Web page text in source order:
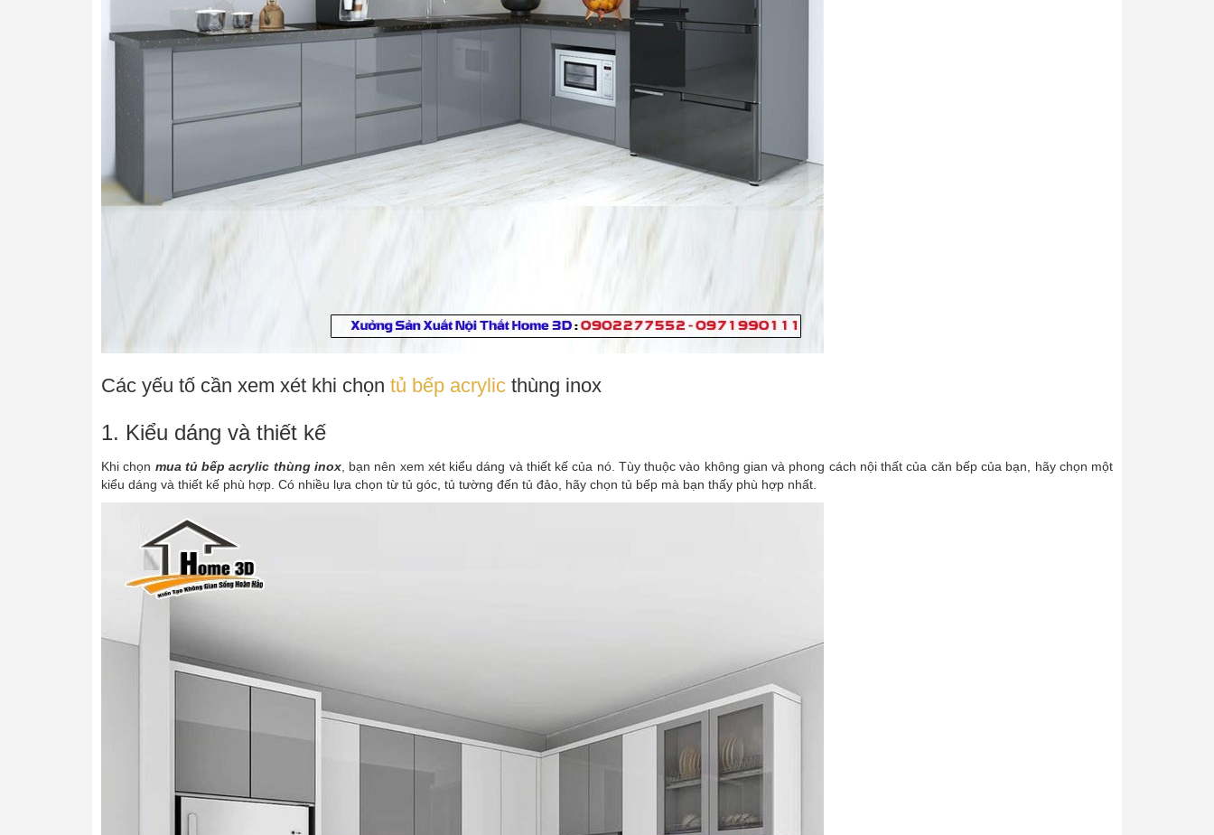
Các yếu tố cần xem xét khi chọn tủ bếp acrylic thùng inox
1. Kiểu dáng và thiết kế
Khi chọn mua tủ bếp acrylic thùng inox, bạn nên xem xét kiểu dáng và thiết kế của nó. Tùy thuộc vào không gian và phong cách nội thất của căn bếp của bạn, hãy chọn một
kiểu dáng và thiết kế phù hợp. Có nhiều lựa chọn từ tủ góc, tủ tường đến tủ đảo, hãy chọn tủ bếp mà bạn thấy phù hợp nhất.